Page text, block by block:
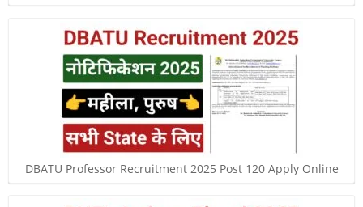
DBATU Professor Recruitment 2025 Post 120 Apply Online